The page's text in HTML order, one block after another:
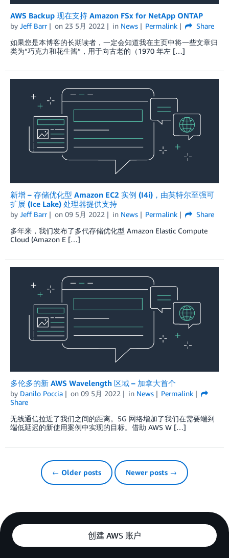
AWS Backup 现在支持 Amazon FSx for NetApp ONTAP
by Jeff Barr on 23 5月 2022 in News Permalink
Share
如果您是本博客的长期读者，一定会知道我在主页中将一些文章归
类为“巧克力和花生酱”，用于向古老的（1970 年左 […]
新增 – 存储优化型 Amazon EC2 实例 (I4i)，由英特尔至强可
扩展 (Ice Lake) 处理器提供支持
by Jeff Barr on 09 5月 2022 in News Permalink
Share
多年来，我们发布了多代存储优化型 Amazon Elastic Compute
Cloud (Amazon E […]
多伦多的新 AWS Wavelength 区域 – 加拿大首个
by Danilo Poccia on 09 5月 2022 in News
Permalink
Share
无线通信拉近了我们之间的距离。5G 网络增加了我们在需要端到
端低延迟的新使用案例中实现的目标。借助 AWS W […]
← Older posts Newer posts →
创建 AWS 账户